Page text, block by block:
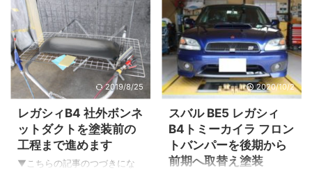
2019/8/25
レガシィB4 社外ボンネ
ットダクトを塗装前の
工程まで進めます
▼こちらの記事のつづきにな
2020/10/2
スバル BE5 レガシィ
B4トミーカイラ フロン
トバンパーを後期から
前期へ取替え塗装